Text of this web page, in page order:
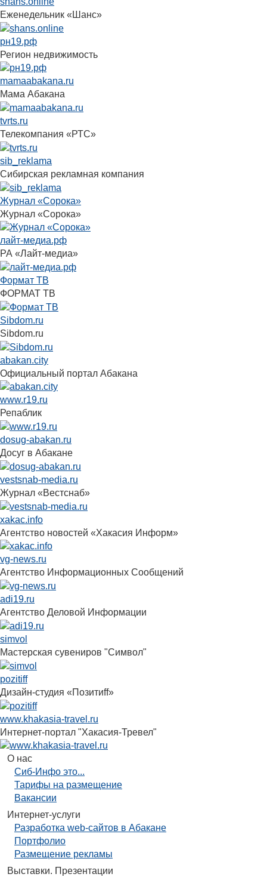
Еженедельник «Шанс»
рн19.рф
Регион недвижимость
mamaabakana.ru
Мама Абакана
tvrts.ru
Телекомпания «РТС»
sib_reklama
Сибирская рекламная компания
Журнал «Сорока»
Журнал «Сорока»
лайт-медиа.рф
РА «Лайт-медиа»
Формат ТВ
ФОРМАТ ТВ
Sibdom.ru
Sibdom.ru
abakan.city
Официальный портал Абакана
www.r19.ru
Репаблик
dosug-abakan.ru
Досуг в Абакане
vestsnab-media.ru
Журнал «Вестснаб»
xakac.info
Агентство новостей «Хакасия Информ»
vg-news.ru
Агентство Информационных Сообщений
adi19.ru
Агентство Деловой Информации
simvol
Мастерская сувениров "Символ"
pozitiff
Дизайн-студия «Позитиff»
www.khakasia-travel.ru
Интернет-портал "Хакасия-Тревел"
О нас
Сиб-Инфо это...
Тарифы на размещение
Вакансии
Интернет-услуги
Разработка web-сайтов в Абакане
Портфолио
Размещение рекламы
Выставки. Презентации